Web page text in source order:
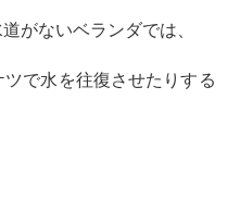
がないベランダでは、
で水を往復させたりする